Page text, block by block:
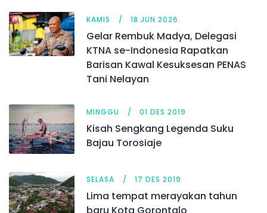
KAMIS 18 JUN 2026
Gelar Rembuk Madya, Delegasi
KTNA se-Indonesia Rapatkan
Barisan Kawal Kesuksesan PENAS
Tani Nelayan
MINGGU 01 DES 2019
Kisah Sengkang Legenda Suku
Bajau Torosiaje
SELASA 17 DES 2019
Lima tempat merayakan tahun
baru Kota Gorontalo